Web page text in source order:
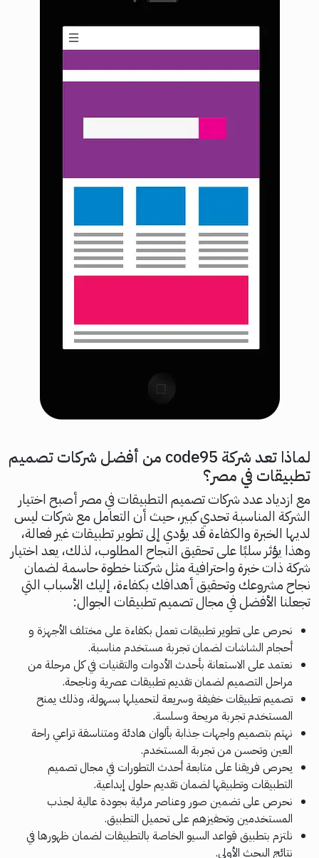
لماذا تعد شركة code95 من أفضل شركات تصميم
تطبيقات في مصر؟
مع ازدياد عدد شركات تصميم التطبيقات في مصر أصبح اختيار
الشركة المناسبة تحدي كبير، حيث أن التعامل مع شركات ليس
لديها الخبرة والكفاءة قد يؤدي إلى تطوير تطبيقات غير فعالة،
وهذا يؤثر سلبًا على تحقيق النجاح المطلوب، لذلك، يعد اختيار
شركة ذات خبرة واحترافية مثل شركتنا خطوة حاسمة لضمان
نجاح مشروعك وتحقيق أهدافك بكفاءة، إليك الأسباب التي
تجعلنا الأفضل في مجال تصميم تطبيقات الجوال:
نحرص على تطوير تطبيقات تعمل بكفاءة على مختلف الأجهزة و
أحجام الشاشات لضمان تجربة مستخدم مناسبة.
نعتمد على الاستعانة بأحدث الأدوات والتقنيات في كل مرحلة من
مراحل التصميم لضمان تقديم تطبيقات عصرية وناجحة.
تصميم تطبيقات خفيفة وسريعة لتحميلها بسهولة، وذلك يمنح
المستخدم تجربة مريحة وسلسة.
نهتم بتصميم واجهات جذابة بألوان هادئة ومتناسقة تراعي راحة
العين وتحسن من تجربة المستخدم.
يحرص فريقنا على متابعة أحدث التطورات في مجال تصميم
التطبيقات وتطبيقها لضمان تقديم حلول إبداعية.
نحرص على تضمين صور وعناصر مرئية بجودة عالية لجذب
المستخدمين وتحفيزهم على تحميل التطبيق.
نلتزم بتطبيق قواعد السيو الخاصة بالتطبيقات لضمان ظهورها في
نتائج البحث الأولى.